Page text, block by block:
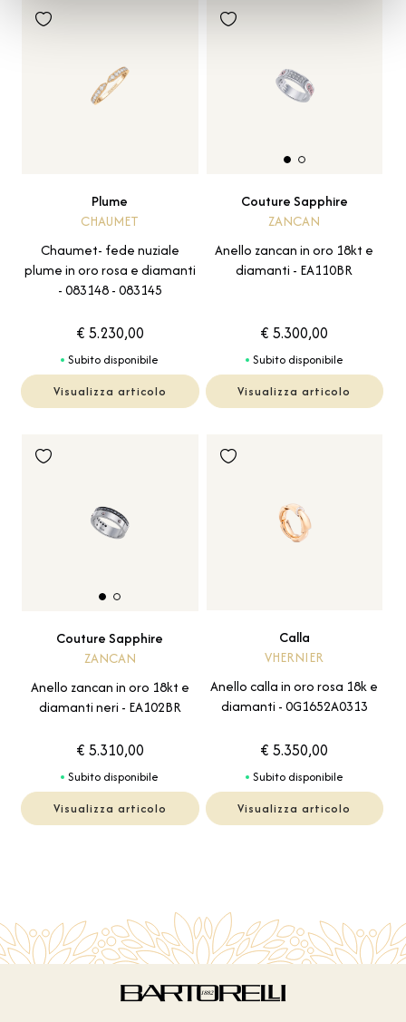
Plume
CHAUMET
Chaumet- fede nuziale
plume in oro rosa e diamanti
- 083148 - 083145
€ 5.230,00
Subito disponibile
Visualizza articolo
Couture Sapphire
ZANCAN
Anello zancan in oro 18kt e
diamanti - EA110BR
€ 5.300,00
Subito disponibile
Visualizza articolo
Couture Sapphire
ZANCAN
Anello zancan in oro 18kt e
diamanti neri - EA102BR
€ 5.310,00
Subito disponibile
Visualizza articolo
Calla
VHERNIER
Anello calla in oro rosa 18k e
diamanti - 0G1652A0313
€ 5.350,00
Subito disponibile
Visualizza articolo